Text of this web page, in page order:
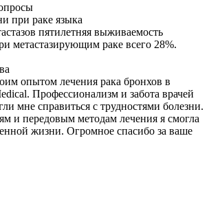
при раке языка
пятилетняя выживаемость
метастазирующим раке всего 28%.
опытом лечения рака бронхов в
Профессионализм и забота врачей
мне справиться с трудностями болезни.
и передовым методам лечения я смогла
жизни. Огромное спасибо за ваше